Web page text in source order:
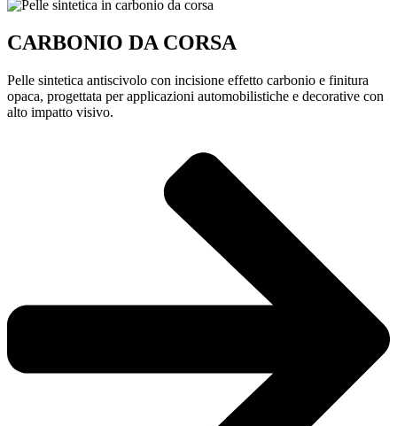
CARBONIO DA CORSA
Pelle sintetica antiscivolo con incisione effetto carbonio e finitura
opaca, progettata per applicazioni automobilistiche e decorative con
alto impatto visivo.